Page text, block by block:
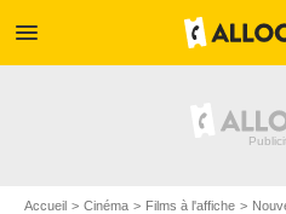
menu
Accueil Cinéma Films à l'affiche